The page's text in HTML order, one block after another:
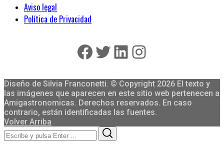
Aviso legal
Política de Privacidad
Facebook
Twitter
LinkedIn
Instagram
Diseño de Silvia Franconetti. © Copyright 2026 El texto y
las imágenes que aparecen en este sitio web pertenecen a
Amigastronomicas. Derechos reservados. En caso
contrario, están identificadas las fuentes.
Volver Arriba
Search
for: